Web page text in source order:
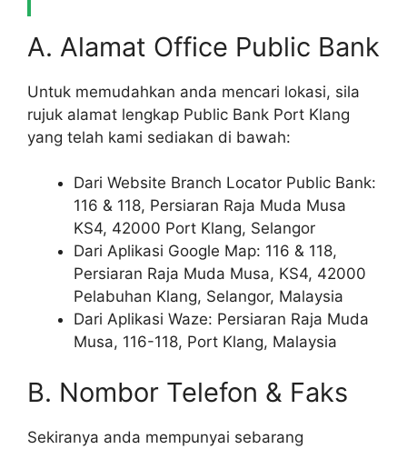
A. Alamat Office Public Bank
Untuk memudahkan anda mencari lokasi, sila
rujuk alamat lengkap Public Bank Port Klang
yang telah kami sediakan di bawah:
Dari Website Branch Locator Public Bank:
116 & 118, Persiaran Raja Muda Musa
KS4, 42000 Port Klang, Selangor
Dari Aplikasi Google Map: 116 & 118,
Persiaran Raja Muda Musa, KS4, 42000
Pelabuhan Klang, Selangor, Malaysia
Dari Aplikasi Waze: Persiaran Raja Muda
Musa, 116-118, Port Klang, Malaysia
B. Nombor Telefon & Faks
Sekiranya anda mempunyai sebarang